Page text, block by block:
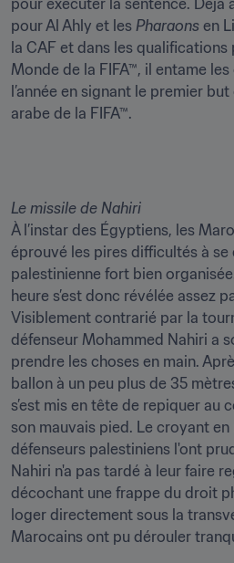
pour exécuter la sentence. Déjà
pour Al Ahly et les Pharaons en
la CAF et dans les
Monde de la FIFA™, il entame
l’année en signant le premier
arabe de la FIFA™.
À l’instar des Égyptiens, les
éprouvé les pires difficultés à se
palestinienne fort bien
heure s’est donc révélée assez
Visiblement contrarié par la
défenseur Mohammed Nahiri a
prendre les choses en main.
ballon à un peu plus de 35
s’est mis en tête de repiquer au
son mauvais pied. Le croyant
défenseurs palestiniens l'ont
Nahiri n'a pas tardé à leur faire
décochant une frappe du droit
loger directement sous la
Marocains ont pu dérouler